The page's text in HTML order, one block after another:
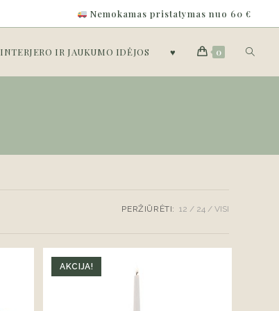
Nemokamas pristatymas nuo 60 €
INTERJERO IR JAUKUMO IDĖJOS ♥ 0 Toggle
PERŽIŪRĖTI: 12 24 VISI
AKCIJA!